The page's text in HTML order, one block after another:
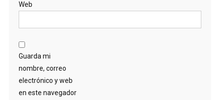
Web
Guarda mi
nombre, correo
electrónico y web
en este navegador